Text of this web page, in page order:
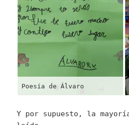
Poesía de Álvaro
Y por supuesto, la